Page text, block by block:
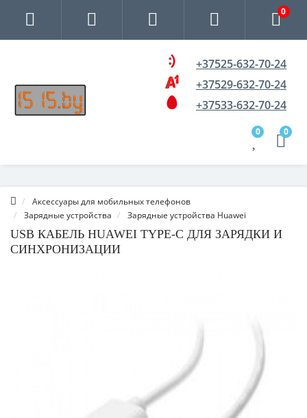
0
+37525-632-70-24
+37529-632-70-24
+37533-632-70-24
0 0
Аксессуары для мобильных телефонов
Зарядные устройства
Зарядные устройства Huawei
USB КАБЕЛЬ HUAWEI TYPE-C ДЛЯ ЗАРЯДКИ И
СИНХРОНИЗАЦИИ